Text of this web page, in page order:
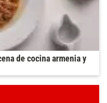
de cocina armenia y